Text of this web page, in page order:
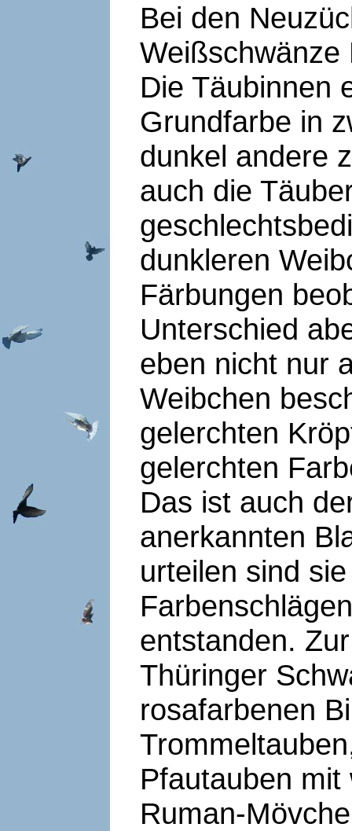
Bei den
Weißschwänze
Die Täubinnen
Grundfarbe in
dunkel andere
auch die
dunkleren
Färbungen
Unterschied
eben nicht nur
Weibchen
gelerchten
gelerchten
Das ist auch
anerkannten
urteilen sind
entstanden.
Thüringer
rosafarbenen
Pfautauben
Ruman-